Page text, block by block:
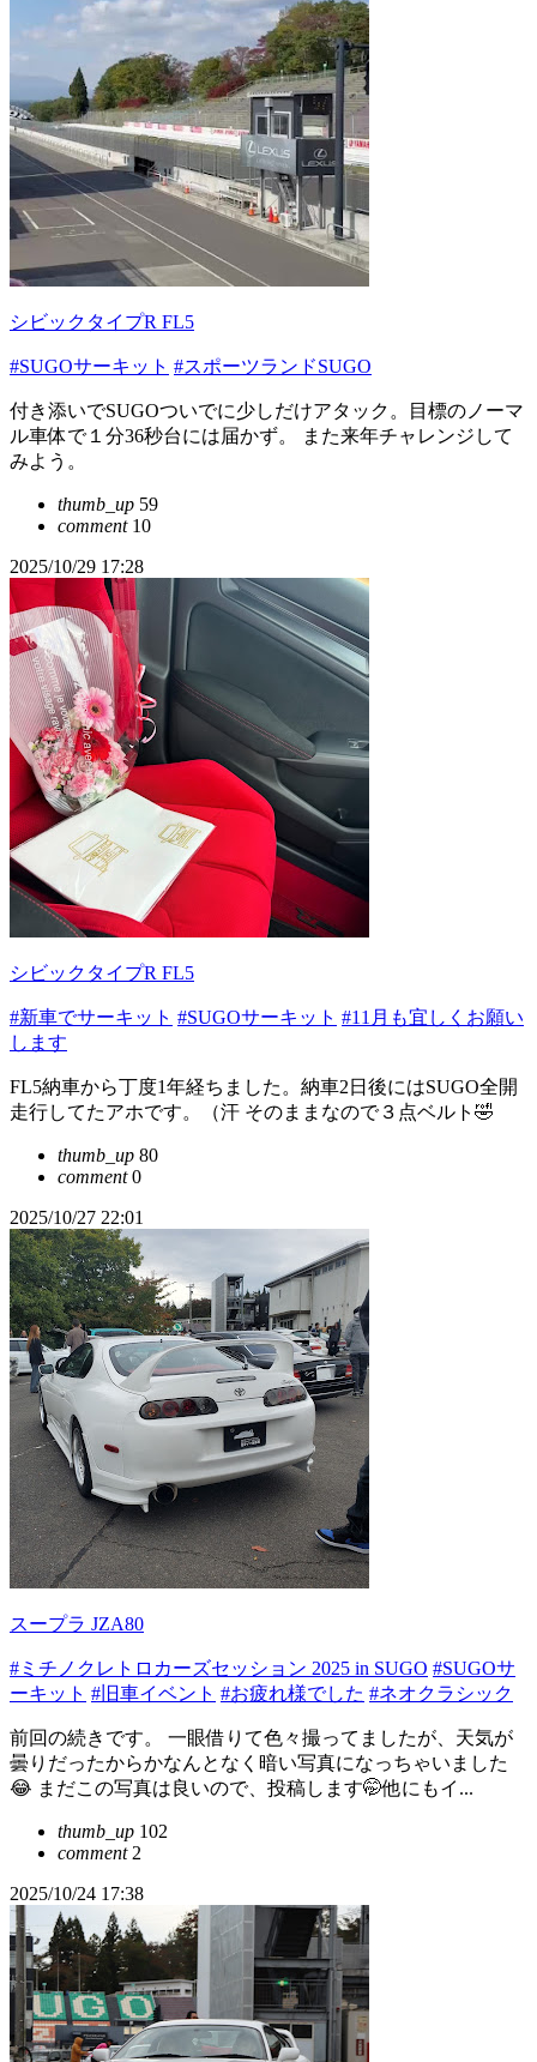
シビックタイプR FL5
#SUGOサーキット #スポーツランドSUGO
付き添いでSUGOついでに少しだけアタック。目標のノーマ
ル車体で１分36秒台には届かず。 また来年チャレンジして
みよう。
thumb_up 59
comment10
2025/10/29 17:28
シビックタイプR FL5
#新車でサーキット #SUGOサーキット #11月も宜しくお願い
します
FL5納車から丁度1年経ちました。納車2日後にはSUGO全開
走行してたアホです。（汗 そのままなので３点ベルト🤣
thumb_up 80
comment0
2025/10/27 22:01
スープラ JZA80
#ミチノクレトロカーズセッション 2025 in SUGO #SUGOサ
ーキット #旧車イベント #お疲れ様でした #ネオクラシック
前回の続きです。 一眼借りて色々撮ってましたが、天気が
曇りだったからかなんとなく暗い写真になっちゃいました
😂 まだこの写真は良いので、投稿します🤭他にもイ...
thumb_up 102
comment2
2025/10/24 17:38